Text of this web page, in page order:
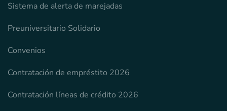
Sistema de alerta de marejadas
Preuniversitario Solidario
Convenios
Contratación de empréstito 2026
Contratación líneas de crédito 2026